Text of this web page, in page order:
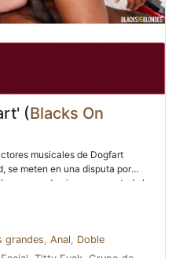
(Blacks On
musicales de Dogfart
se meten en una disputa por
pueden impregnar a toda la
allí, pero entiende la
éxitos que la compañía
hiciera algo. Adira se dio cuenta
de lo que habían pensado
grandes, Anal, Doble